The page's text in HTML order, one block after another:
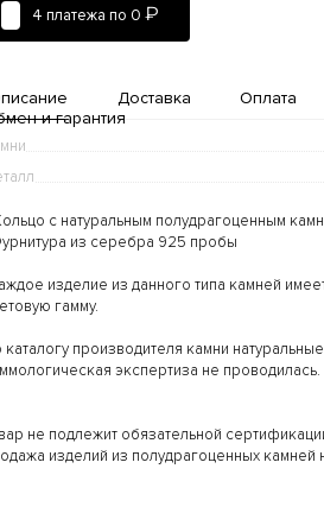
4 платежа по 0 ₽
с натуральным полудрагоценным
из серебра 925 пробы
изделие из данного типа камней
гамму.
каталогу производителя камни
экспертиза не проводилась.
не подлежит обязательной
изделий из полудрагоценных камней
Доставка
Оплата
и гарантия